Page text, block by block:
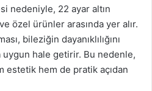
nedeniyle, 22 ayar altın
özel ürünler arasında yer alır.
bileziğin dayanıklılığını
uygun hale getirir. Bu nedenle,
estetik hem de pratik açıdan